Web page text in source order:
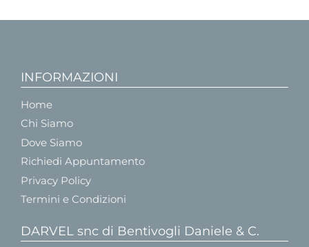
INFORMAZIONI
Home
Chi Siamo
Dove Siamo
Richiedi Appuntamento
Privacy Policy
Termini e Condizioni
DARVEL snc di Bentivogli Daniele & C.